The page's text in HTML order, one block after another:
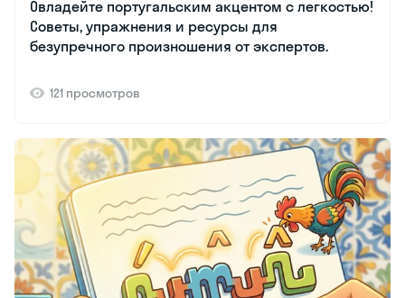
Овладейте португальским акцентом с легкостью!
Советы, упражнения и ресурсы для
безупречного произношения от экспертов.
121 просмотров